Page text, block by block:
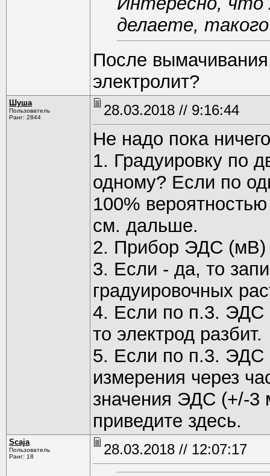
делаете,
После
электролит?
Шуша
Пользователь
Ранг: 2844
28.03.2018 // 9:16:44
Не надо пока
1. Градуировку по
одному? Если по
100%
см. дальше.
2. Прибор ЭДС (мВ)
3. Если - да, то
градуировочных
4. Если по п.3. ЭДС
то электрод разбит.
5. Если по п.3. ЭДС
измерения через
значения ЭДС (+/-3
приведите здесь.
Scaja
Пользователь
Ранг: 18
28.03.2018 // 12:07:17